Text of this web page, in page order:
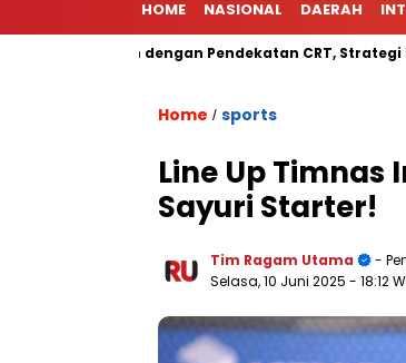
HOME NASIONAL DAERAH
dengan Pendekatan CRT, Strategi Baru
Home / sports
Line Up Timnas
Sayuri Starter!
Tim Ragam Utama
-
Selasa, 10 Juni 2025 - 18:12